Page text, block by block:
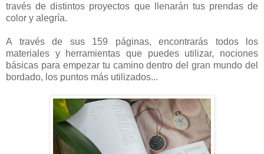
través de distintos proyectos que llenarán tus prendas de
color y alegría.
A través de sus 159 páginas, encontrarás todos los
materiales y herramientas que puedes utilizar, nociones
básicas para empezar tu camino dentro del gran mundo del
bordado, los puntos más utilizados...